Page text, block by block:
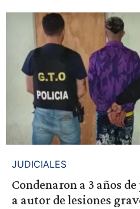
JUDICIALES
Condenaron a 3 años
a autor de lesiones